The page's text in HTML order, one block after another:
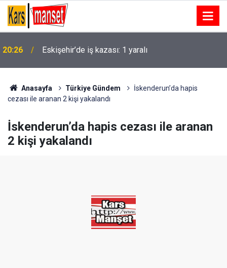
20:26 Eskişehir’de iş kazası: 1 yaralı
Anasayfa Türkiye Gündem
İskenderun’da hapis
cezası ile aranan 2 kişi yakalandı
İskenderun’da hapis cezası ile aranan
2 kişi yakalandı